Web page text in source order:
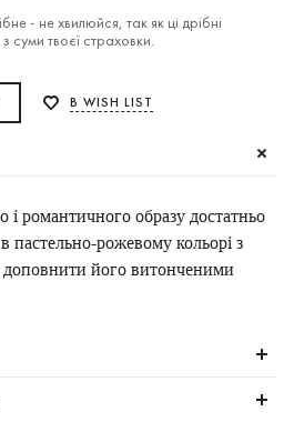
- не хвилюйся, так як ці дрібні
суми твоєї страховки.
В WISH LIST
і романтичного образу достатньо
рожевому кольорі з
доповнити його витонченими